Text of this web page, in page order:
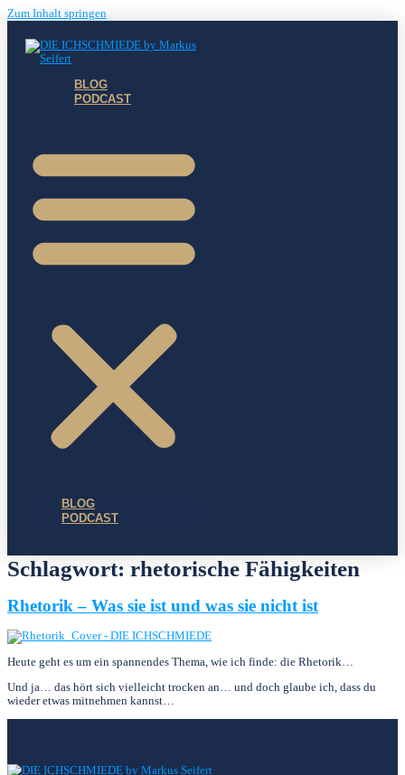
Zum Inhalt springen
BLOG
PODCAST
BLOG
PODCAST
Schlagwort: rhetorische Fähigkeiten
Rhetorik – Was sie ist und was sie nicht ist
Heute geht es um ein spannendes Thema, wie ich finde: die Rhetorik…
Und ja… das hört sich viel­leicht trocken an… und doch glaube ich, dass du
wieder etwas mitnehmen kannst…